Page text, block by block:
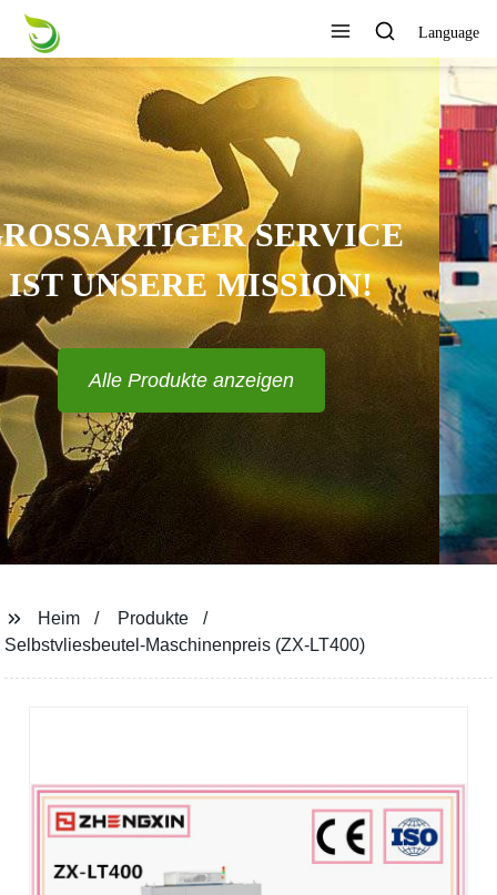
Language
KANN VERSCHIEDENE
DESIGNS UND STILE
ANPASSEN?
Alle Produkte anzeigen
Heim
Produkte
Selbstvliesbeutel-Maschinenpreis (ZX-LT400)